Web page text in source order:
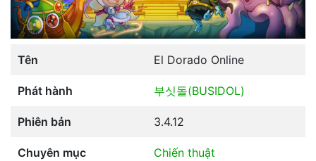
Tên El Dorado Online
Phát hành 부싯돌(BUSIDOL)
Phiên bản 3.4.12
Chuyên mục Chiến thuật